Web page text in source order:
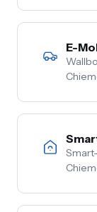
Vor-
E-
Licht,